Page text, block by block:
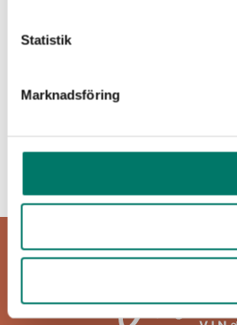
Statistik
Marknadsföring